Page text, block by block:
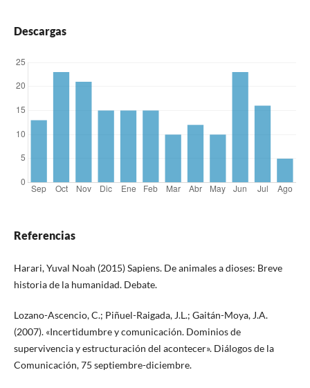
Descargas
Referencias
Harari, Yuval Noah (2015) Sapiens. De animales a dioses: Breve
historia de la humanidad. Debate.
Lozano-Ascencio, C.; Piñuel-Raigada, J.L.; Gaitán-Moya, J.A.
(2007). «Incertidumbre y comunicación. Dominios de
supervivencia y estructuración del acontecer». Diálogos de la
Comunicación, 75 septiembre-diciembre.